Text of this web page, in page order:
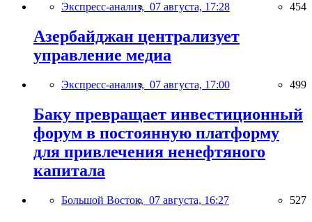
Экспресс-анализ, 07 августа, 17:28 454
Азербайджан централизует
управление медиа
Экспресс-анализ, 07 августа, 17:00 499
Баку превращает инвестиционный
форум в постоянную платформу
для привлечения ненефтяного
капитала
Большой Восток, 07 августа, 16:27 527